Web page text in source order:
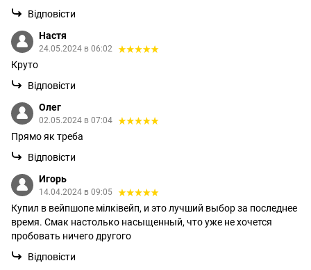
Відповісти
Настя
24.05.2024 в 06:02
Круто
Відповісти
Олег
02.05.2024 в 07:04
Прямо як треба
Відповісти
Игорь
14.04.2024 в 09:05
Купил в вейпшопе мілківейп, и это лучший выбор за последнее
время. Смак настолько насыщенный, что уже не хочется
пробовать ничего другого
Відповісти